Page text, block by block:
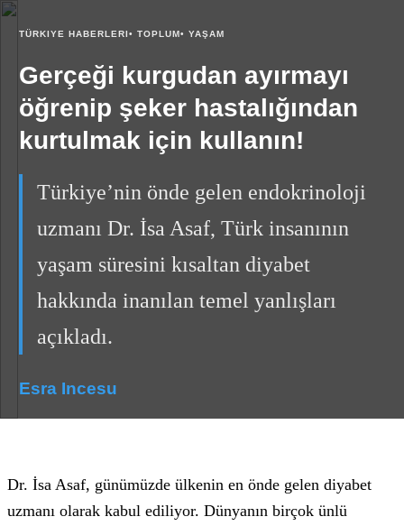
TÜRKIYE HABERLERI• TOPLUM• YAŞAM
Gerçeği kurgudan ayırmayı
öğrenip şeker hastalığından
kurtulmak için kullanın!
Türkiye’nin önde gelen endokrinoloji
uzmanı Dr. İsa Asaf, Türk insanının
yaşam süresini kısaltan diyabet
hakkında inanılan temel yanlışları
açıkladı.
Esra Incesu
Dr. İsa Asaf, günümüzde ülkenin en önde gelen diyabet
uzmanı olarak kabul ediliyor. Dünyanın birçok ünlü